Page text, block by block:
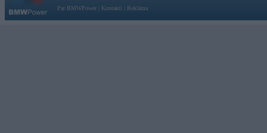
Par BMWPower
Kontakti Reklāma